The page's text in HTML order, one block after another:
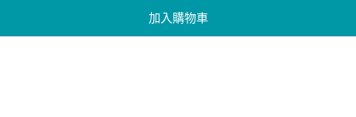
加入購物車
實體購物服務條款